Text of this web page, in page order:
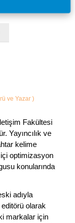
ve Yazar )
Fakültesi
Yayıncılık ve
kelime
optimizasyon
konularında
adıyla
olarak
markalar için